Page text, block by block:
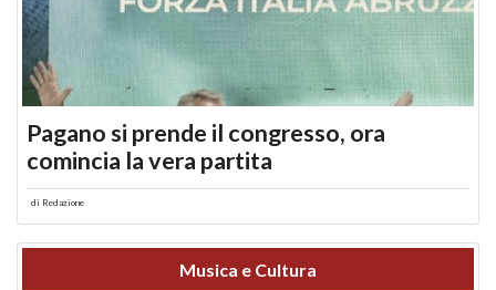
Pagano si prende il congresso, ora
comincia la vera partita
di Redazione
Musica e Cultura